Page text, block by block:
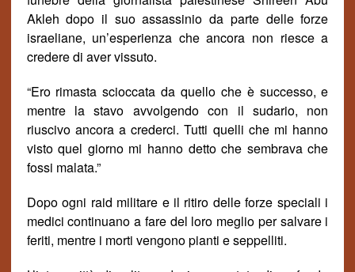
Akleh dopo il suo assassinio da parte delle forze
israeliane, un’esperienza che ancora non riesce a
credere di aver vissuto.
“Erorimasta scioccata da quello che è successo, e
mentre la stavo avvolgendo con il sudario, non
riuscivo ancora a crederci. Tutti quelli che mi hanno
visto quel giorno mi hanno detto che sembrava che
fossi malata.”
Dopo ogni raid militare e il ritiro delle forze speciali i
medici continuano a fare del loro meglio per salvare i
feriti, mentre i morti vengono pianti e seppelliti.